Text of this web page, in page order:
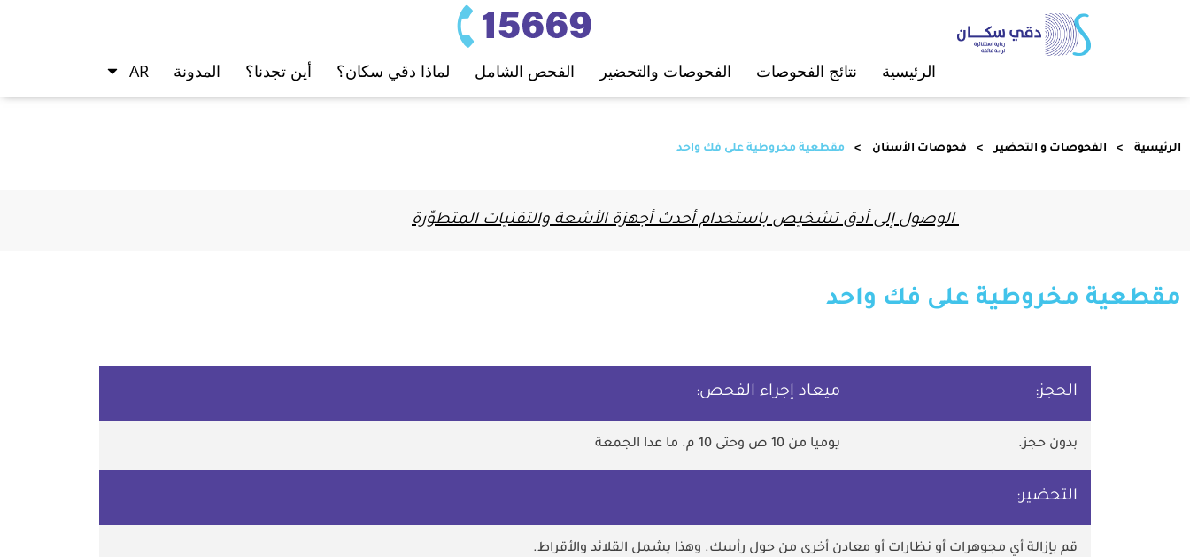
الرئيسية ﻧﺘﺎﺋﺞ اﻟﻔﺤﻮﺻﺎت اﻟﻔﺤﻮﺻﺎت واﻟﺘﺤﻀﻴﺮ اﻟﻔﺤﺺ اﻟﺸﺎﻣﻞ لماذا دقي سكان؟ أين تجدنا؟ المدونة AR
الرئيسية الفحوصات و التحضير ﻓﺤﻮﺻﺎت الأﺳﻨﺎن مقطعية مخروطية على فك واحد
الوصول إلى أدق تشخيص باستخدام أحدث أجهزة الأشعة والتقنيات المتطوّرة
مقطعية مخروطية على فك واحد
الحجز: ميعاد إجراء الفحص:
بدون حجز. يوميا من 10 ص وحتى 10 م. ما عدا الجمعة
التحضير:
قم بإزالة أي مجوهرات أو نظارات أو معادن أخرى من حول رأسك. وهذا يشمل القلائد والأقراط.